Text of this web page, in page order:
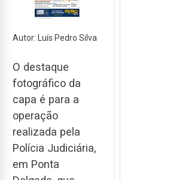
Autor: Luís Pedro Silva
O destaque
fotográfico da
capa é para a
operação
realizada pela
Polícia Judiciária,
em Ponta